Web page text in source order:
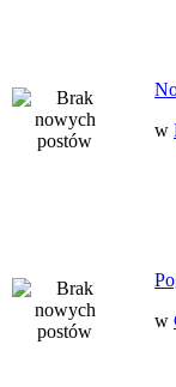
w
w